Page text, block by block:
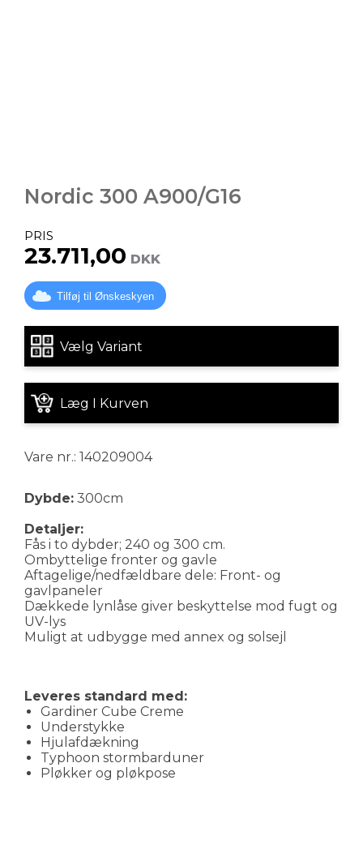
Nordic 300 A900/G16
PRIS
23.711,00 DKK
Tilføj til Ønskeskyen
Vælg Variant
Læg I Kurven
Vare nr.: 140209004
Dybde: 300cm
Detaljer:
Fås i to dybder; 240 og 300 cm.
Ombyttelige fronter og gavle
Aftagelige/nedfældbare dele: Front- og
gavlpaneler
Dækkede lynlåse giver beskyttelse mod fugt og
UV-lys
Muligt at udbygge med annex og solsejl
Leveres standard med:
Gardiner Cube Creme
Understykke
Hjulafdækning
Typhoon stormbarduner
Pløkker og pløkpose